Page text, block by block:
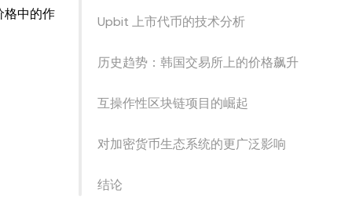
格中的作
Upbit 上市代币的技术分析
历史趋势：韩国交易所上的价格飙升
互操作性区块链项目的崛起
对加密货币生态系统的更广泛影响
结论